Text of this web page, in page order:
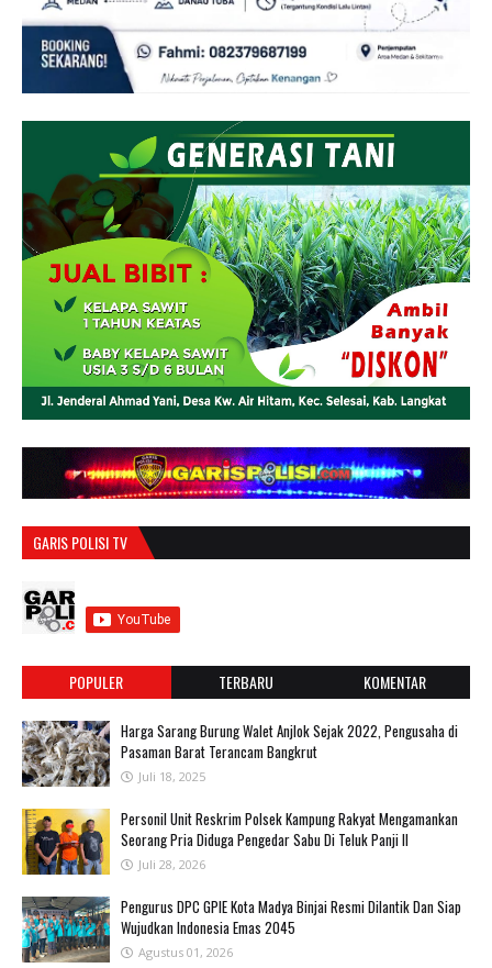
GARIS POLISI TV
POPULER TERBARU KOMENTAR
Harga Sarang Burung Walet Anjlok Sejak 2022, Pengusaha di
Pasaman Barat Terancam Bangkrut
Juli 18, 2025
Personil Unit Reskrim Polsek Kampung Rakyat Mengamankan
Seorang Pria Diduga Pengedar Sabu Di Teluk Panji II
Juli 28, 2026
Pengurus DPC GPIE Kota Madya Binjai Resmi Dilantik Dan Siap
Wujudkan Indonesia Emas 2045
Agustus 01, 2026